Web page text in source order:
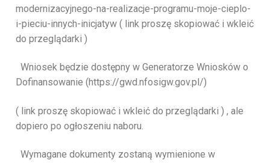
modernizacyjnego-na-realizacje-programu-moje-cieplo-
i-pieciu-innych-inicjatyw ( link proszę skopiować i wkleić
do przeglądarki )
Wniosek będzie dostępny w Generatorze Wniosków o
Dofinansowanie (https://gwd.nfosigw.gov.pl/)
( link proszę skopiować i wkleić do przeglądarki ) , ale
dopiero po ogłoszeniu naboru.
Wymagane dokumenty zostaną wymienione w